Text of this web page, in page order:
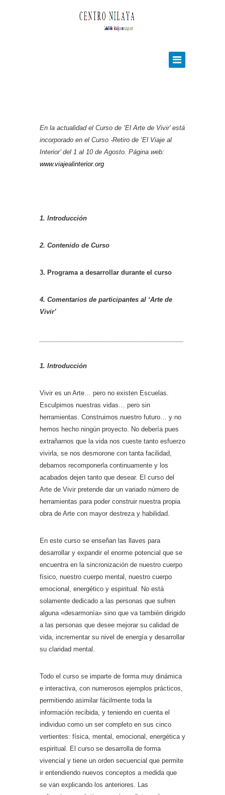
En la actualidad el Curso de ‘El Arte de Vivir’ está
incorporado en el Curso -Retiro de ‘El Viaje al
Interior’ del 1 al 10 de Agosto. Página web:
www.viajealinterior.org
1. Introducción
2. Contenido de Curso
3. Programa a desarrollar durante el curso
4. Comentarios de participantes al ‘Arte de
Vivir’
1. Introducción
Vivir es un Arte… pero no existen Escuelas.
Esculpimos nuestras vidas… pero sin
herramientas. Construimos nuestro futuro… y no
hemos hecho ningún proyecto. No debería pues
extrañarnos que la vida nos cueste tanto esfuerzo
vivirla, se nos desmorone con tanta facilidad,
debamos recomponerla continuamente y los
acabados dejen tanto que desear. El curso del
Arte de Vivir pretende dar un variado número de
herramientas para poder construir nuestra propia
obra de Arte con mayor destreza y habilidad.
En este curso se enseñan las llaves para
desarrollar y expandir el enorme potencial que se
encuentra en la sincronización de nuestro cuerpo
físico, nuestro cuerpo mental, nuestro cuerpo
emocional, energético y espiritual. No está
solamente dedicado a las personas que sufren
alguna «desarmonía» sino que va también dirigido
a las personas que desee mejorar su calidad de
vida, incrementar su nivel de energía y desarrollar
su claridad mental.
Todo el curso se imparte de forma muy dinámica
e interactiva, con numerosos ejemplos prácticos,
permitiendo asimilar fácilmente toda la
información recibida, y teniendo en cuenta el
individuo como un ser completo en sus cinco
vertientes: física, mental, emocional, energética y
espiritual. El curso se desarrolla de forma
vivencial y tiene un orden secuencial que permite
ir entendiendo nuevos conceptos a medida que
se van explicando los anteriores. Las